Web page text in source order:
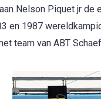
Nelson Piquet jr de
en 1987
team van ABT